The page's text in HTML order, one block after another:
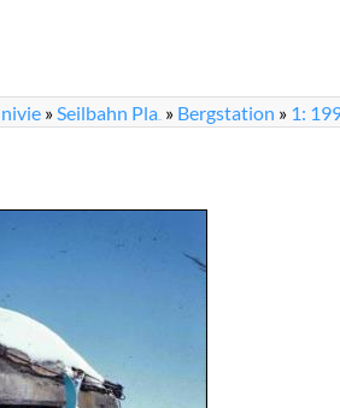
»Seilbahn Pla » Bergstation » 1: